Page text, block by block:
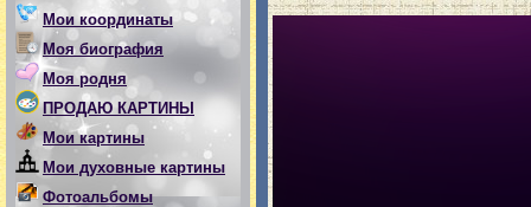
Мои координаты
Моя биография
Моя родня
ПРОДАЮ КАРТИНЫ
Мои картины
Мои духовные картины
Фотоальбомы